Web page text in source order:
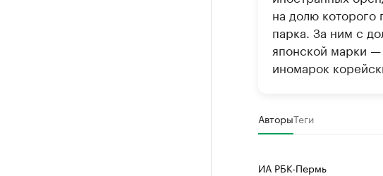
на долю которого
парка. За ним с
японской марки
иномарок
АвторыТеги
ИА РБК-Пермь